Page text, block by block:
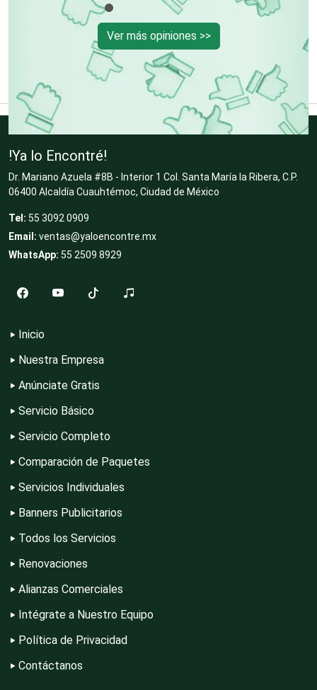
Cibercafés
Clínicas de Belleza
Clínicas de Rehabilitación
Clubes Deportivos
Combustibles y Lubricantes
Construcciones en General
Contadores
Ver más opiniones >>
!Ya lo Encontré!
Dr. Mariano Azuela #8B - Interior 1 Col. Santa María la Ribera, C.P.
06400 Alcaldía Cuauhtémoc, Ciudad de México
Tel: 55 3092 0909
Email: ventas@yaloencontre.mx
WhatsApp: 55 2509 8929
Inicio
Nuestra Empresa
Anúnciate Gratis
Servicio Básico
Servicio Completo
Comparación de Paquetes
Servicios Individuales
Banners Publicitarios
Todos los Servicios
Renovaciones
Alianzas Comerciales
Intégrate a Nuestro Equipo
Política de Privacidad
Contáctanos